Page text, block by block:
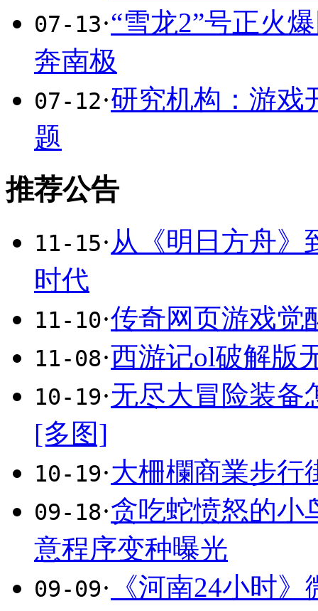
07-13·“雪龙2”号正火
奔南极
07-12·研究机构：游戏
题
推荐公告
11-15·从《明日方舟》
时代
11-10·传奇网页游戏觉
11-08·西游记ol破解版
10-19·无尽大冒险装备
[多图]
10-19·大柵欄商業步行
09-18·贪吃蛇愤怒的小
意程序变种曝光
09-09· 《河南24小时